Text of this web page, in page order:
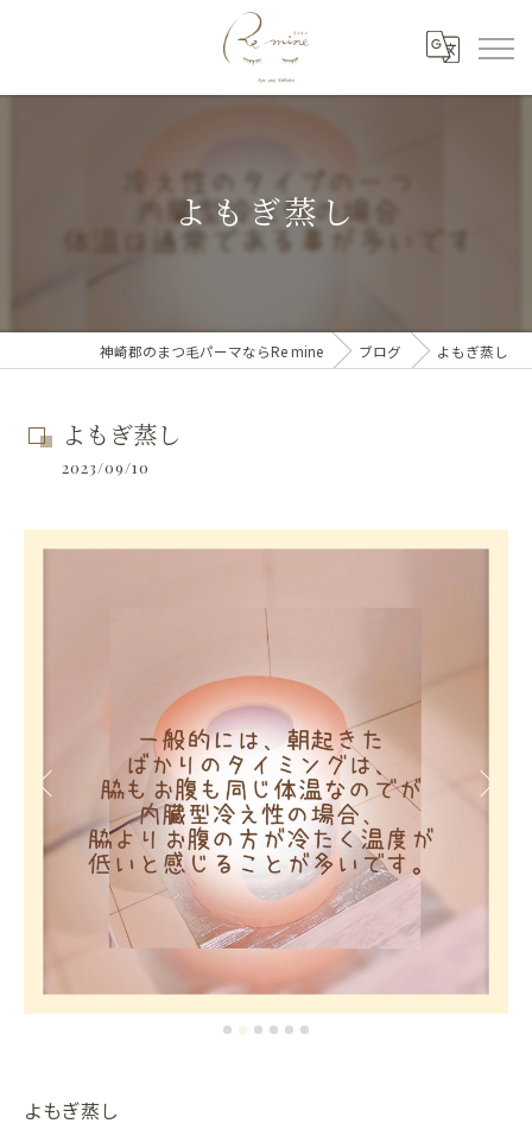
よもぎ蒸し
神崎郡のまつ毛パーマならRe mine ブログ よもぎ蒸し
よもぎ蒸し
2023/09/10
よもぎ蒸し